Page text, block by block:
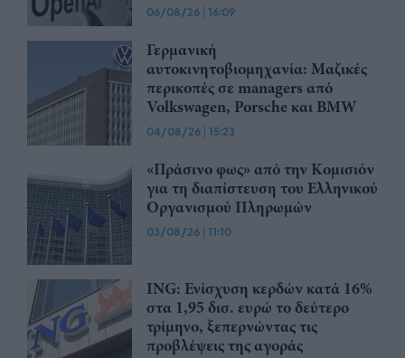
06/08/26 | 16:09
Γερμανική
αυτοκινητοβιομηχανία: Μαζικές
περικοπές σε managers από
Volkswagen, Porsche και BMW
04/08/26 | 15:23
«Πράσινο φως» από την Κομισιόν
για τη διαπίστευση του Ελληνικού
Οργανισμού Πληρωμών
03/08/26 | 11:10
ING: Ενίσχυση κερδών κατά 16%
στα 1,95 δισ. ευρώ το δεύτερο
τρίμηνο, ξεπερνώντας τις
προβλέψεις της αγοράς